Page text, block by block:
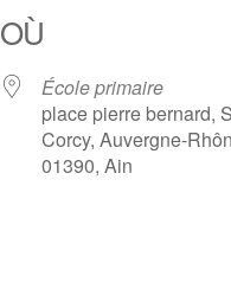
OÙ
École primaire
place pierre bernard,
Corcy, Auvergne-
01390, Ain